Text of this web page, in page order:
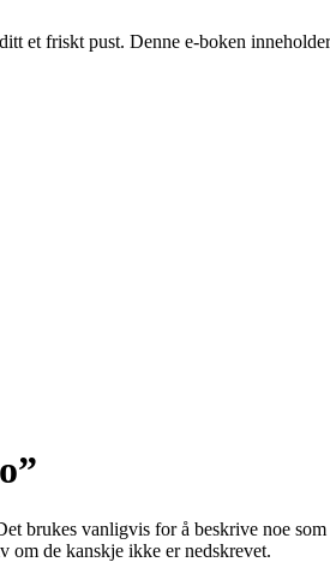
et friskt pust. Denne e-boken
brukes vanligvis for å beskrive noe
om de kanskje ikke er nedskrevet.